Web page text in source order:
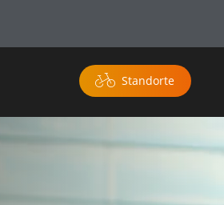
Standorte